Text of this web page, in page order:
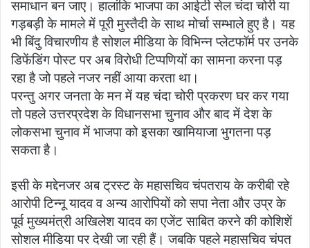
समाधान बन जाए। हालांकि भाजपा का आईटी सेल चंदा चोरी या
गड़बड़ी के मामले में पूरी मुस्तैदी के साथ मोर्चा सम्भाले हुए है। यह
भी बिंदु विचारणीय है सोशल मीडिया के विभिन्न प्लेटफॉर्म पर उनके
डिफेंडिंग पोस्ट पर अब विरोधी टिप्पणियों का सामना करना पड़
रहा है जो पहले नजर नहीं आया करता था।
परन्तु अगर जनता के मन में यह चंदा चोरी प्रकरण घर कर गया
तो पहले उत्तरप्रदेश के विधानसभा चुनाव और बाद में देश के
लोकसभा चुनाव में भाजपा को इसका खामियाजा भुगतना पड़
सकता है।
इसी के मद्देनजर अब ट्रस्ट के महासचिव चंपतराय के करीबी रहे
आरोपी टिन्नू यादव व अन्य आरोपियों को सपा नेता और उप्र के
पूर्व मुख्यमंत्री अखिलेश यादव का एजेंट साबित करने की कोशिशें
सोशल मीडिया पर देखी जा रही हैं। जबकि पहले महासचिव चंपत